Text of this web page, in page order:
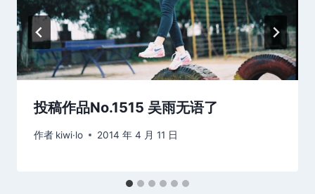
投稿作品No.1515 吴雨无语了
作者 kiwi·lo 2014 年 4 月 11 日